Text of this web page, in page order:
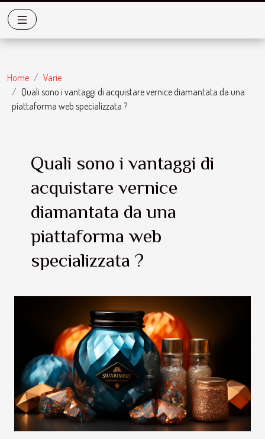
Home
Varie
Quali sono i vantaggi di acquistare vernice diamantata da una
piattaforma web specializzata ?
Quali sono i vantaggi di
acquistare vernice
diamantata da una
piattaforma web
specializzata ?